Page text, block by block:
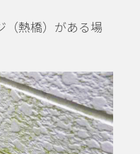
熱橋）がある場